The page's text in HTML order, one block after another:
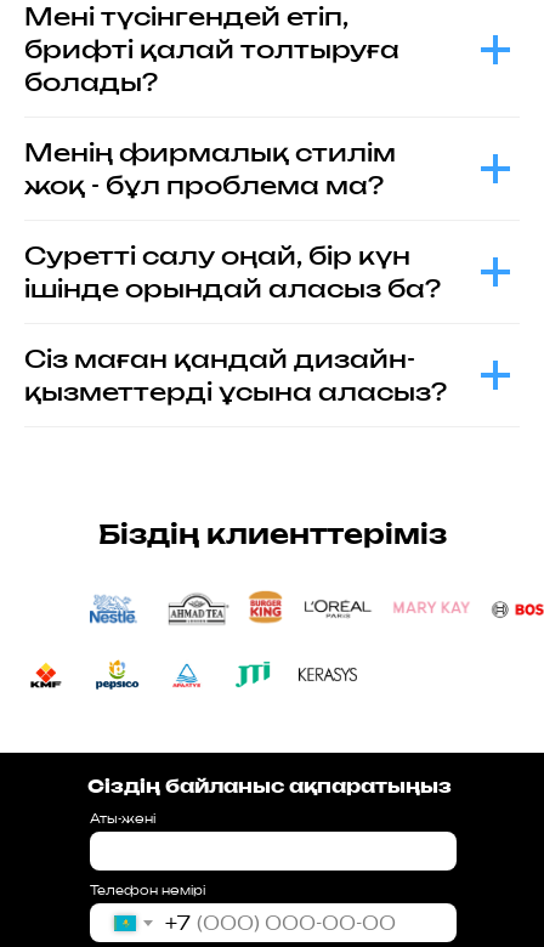
Мені түсінгендей етіп,
брифті қалай толтыруға
болады?
Менің фирмалық стилім
жоқ - бұл проблема ма?
Суретті салу оңай, бір күн
ішінде орындай аласыз ба?
Сіз маған қандай дизайн-
қызметтерді ұсына аласыз?
Біздің клиенттеріміз
Аты-жөні
Телефон нөмірі
+7
Сіздің байланыс ақпаратыңыз